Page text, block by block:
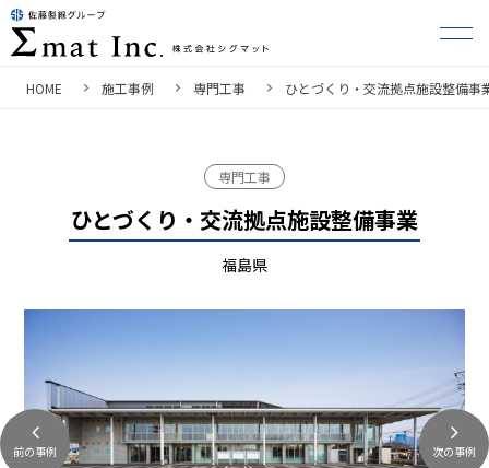
HOME 施工事例 専門工事 ひとづくり・交流拠点施設整備事
ひとづくり・交流拠点施設整備事業
専門工事
福島県
前の事例 次の事例